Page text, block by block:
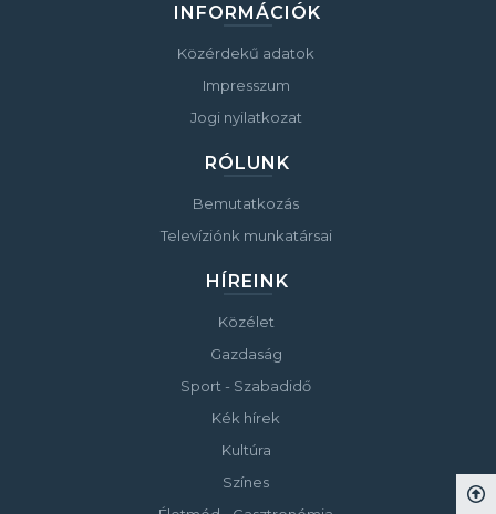
INFORMÁCIÓK
Közérdekű adatok
Impresszum
Jogi nyilatkozat
RÓLUNK
Bemutatkozás
Televíziónk munkatársai
HÍREINK
Közélet
Gazdaság
Sport - Szabadidő
Kék hírek
Kultúra
Színes